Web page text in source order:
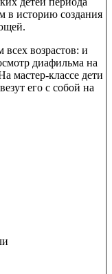
в историю создания
возрастов: и
диафильма на
мастер-классе дети
его с собой на